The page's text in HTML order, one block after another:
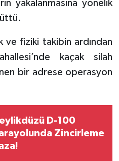
yakalanmasına yönelik
ve fiziki takibin ardından
kaçak silah
bir adrese operasyon
D-100
Zincirleme